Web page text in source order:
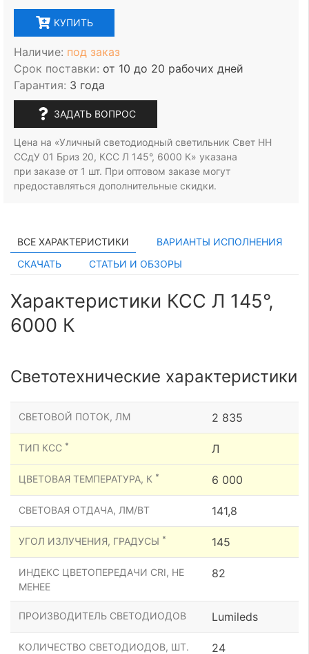
КУПИТЬ
Наличие: под заказ
Срок поставки: от 10 до 20 рабочих дней
Гарантия: 3 года
ЗАДАТЬ ВОПРОС
Цена на «Уличный светодиодный светильник Свет НН
ССдУ 01 Бриз 20, КСС Л 145°, 6000 К» указана
при заказе от 1 шт. При оптовом заказе могут
предоставляться дополнительные скидки.
ВСЕ ХАРАКТЕРИСТИКИ
ВАРИАНТЫ ИСПОЛНЕНИЯ
СКАЧАТЬ
СТАТЬИ И ОБЗОРЫ
Характеристики КСС Л 145°,
6000 К
Светотехнические характеристики
СВЕТОВОЙ ПОТОК, ЛМ 2 835
ТИП КСС * Л
ЦВЕТОВАЯ ТЕМПЕРАТУРА, К * 6 000
СВЕТОВАЯ ОТДАЧА, ЛМ/ВТ 141,8
УГОЛ ИЗЛУЧЕНИЯ, ГРАДУСЫ * 145
ИНДЕКС ЦВЕТОПЕРЕДАЧИ CRI, НЕ
МЕНЕЕ
82
ПРОИЗВОДИТЕЛЬ СВЕТОДИОДОВ Lumileds
КОЛИЧЕСТВО СВЕТОДИОДОВ, ШТ. 24